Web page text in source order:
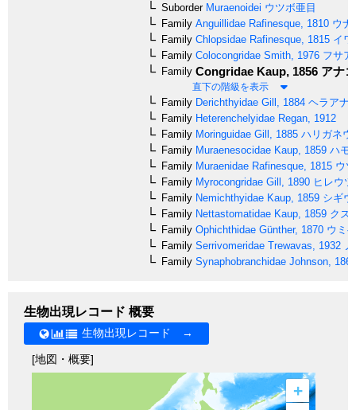
SuborderMuraenoidei ウツボ亜目
Family Anguillidae Rafinesque, 1810 ウナ
Family Chlopsidae Rafinesque, 1815 イ
Family Colocongridae Smith, 1976 フサ
Family Congridae Kaup, 1856 アナ
直下の階級を表示
Family Derichthyidae Gill, 1884 ヘラアナ
Family Heterenchelyidae Regan, 1912
Family Moringuidae Gill, 1885 ハリガネウ
Family Muraenesocidae Kaup, 1859 ハモ
Family Muraenidae Rafinesque, 1815 ウ
Family Myrocongridae Gill, 1890 ヒレウ
Family Nemichthyidae Kaup, 1859 シギ
Family Nettastomatidae Kaup, 1859 クズ
Family Ophichthidae Günther, 1870 ウミ
Family Serrivomeridae Trewavas, 1932
Family Synaphobranchidae Johnson, 1862
生物出現レコード 概要
生物出現レコード →
[地図・概要]
+